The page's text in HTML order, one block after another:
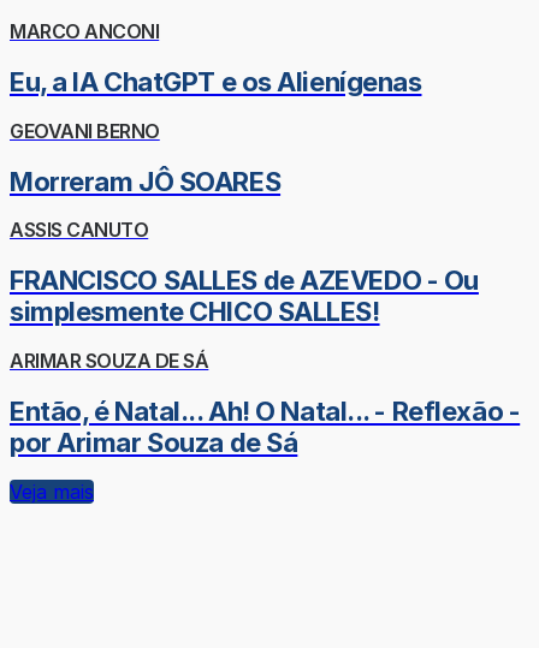
MARCO ANCONI
Eu, a IA ChatGPT e os Alienígenas
GEOVANI BERNO
Morreram JÔ SOARES
ASSIS CANUTO
FRANCISCO SALLES de AZEVEDO - Ou
simplesmente CHICO SALLES!
ARIMAR SOUZA DE SÁ
Então, é Natal... Ah! O Natal... - Reflexão -
por Arimar Souza de Sá
Veja mais